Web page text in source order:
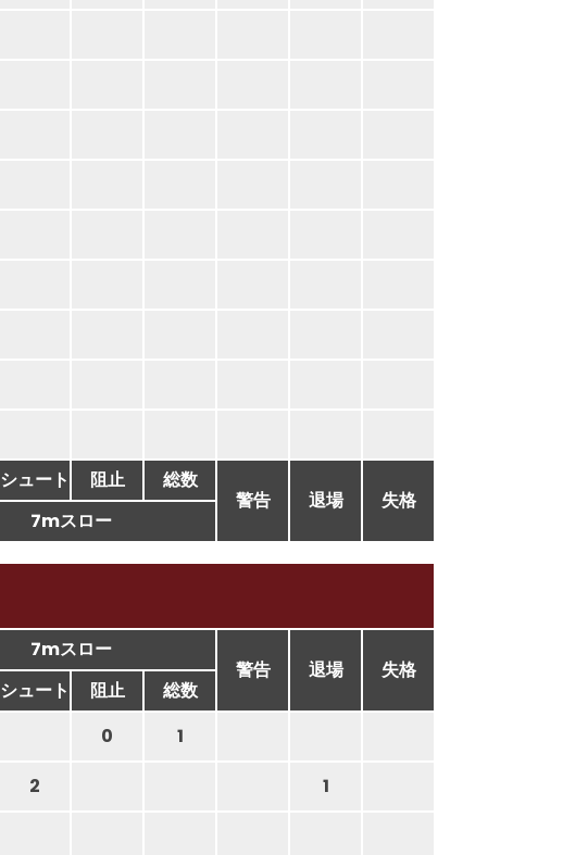
シュート 阻止
総数
警告
退場
失格
7mスロー
7mスロー
警告
退場
失格
シュート 阻止
総数
0
1
2
1